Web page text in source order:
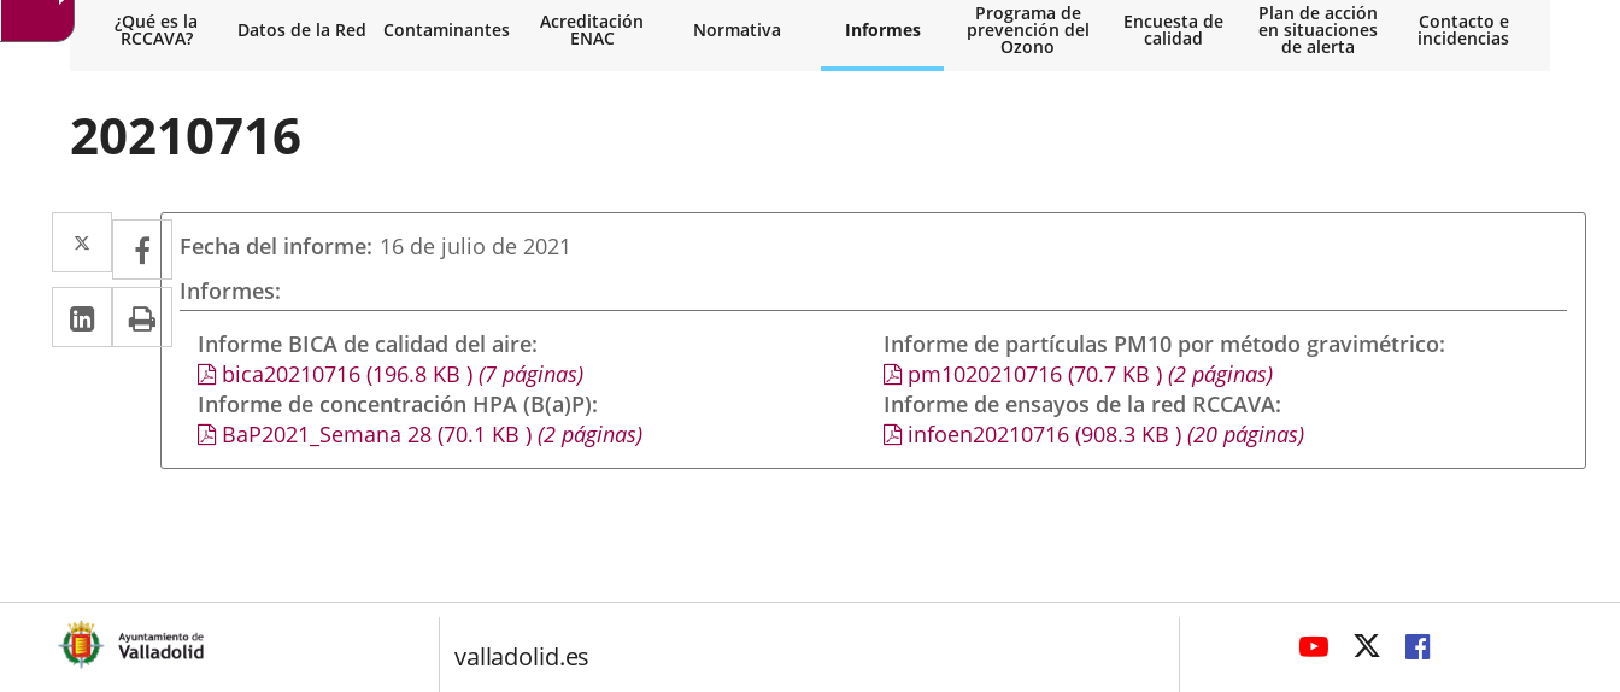
¿Qué es la
RCCAVA? Datos de la Red Contaminantes Acreditación
ENAC Normativa Informes
Programa de
prevención del
Ozono
Encuesta de
calidad
Plan de acción
en situaciones
de alerta
Contacto e
incidencias
20210716
Twitter
Enlace
a
una
aplicación
externa.
Facebook
Enlace
a
una
aplicación
externa.
LinkedIn
Enlace
a
aplicación
externa.
Imprimir
Fecha del informe 16 de julio de 2021
Informes
Informe BICA de calidad del aire
bica20210716(196.8 KB )(7 páginas)
Informe de concentración HPA (B(a)P)
BaP2021_Semana 28(70.1 KB )(2 páginas)
Informe de partículas PM10 por método gravimétrico
pm1020210716 (70.7 KB) (2 páginas)
Informe de ensayos de la red RCCAVA
infoen20210716 (908.3 KB) (20 páginas)
valladolid.es
ENLACEENLACEENLACE